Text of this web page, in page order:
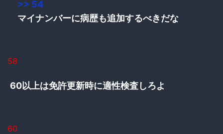
>> 54
マイナンバーに病歴も追加するべきだな
58
60以上は免許更新時に適性検査しろよ
60